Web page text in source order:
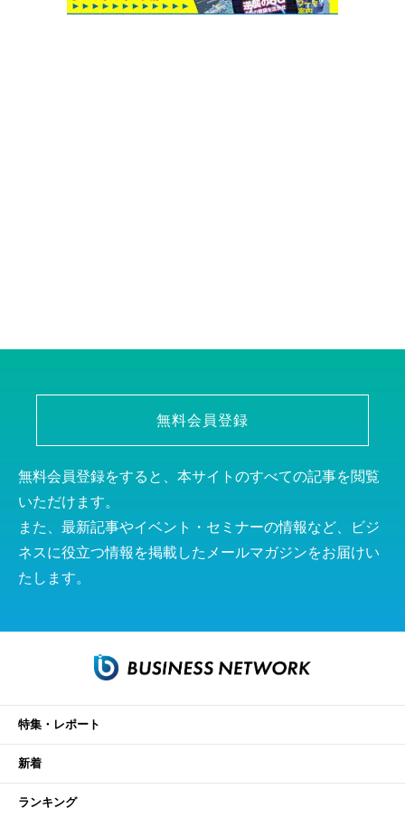
無料会員登録
無料会員登録をすると、本サイトのすべての記事を閲覧
いただけます。
また、最新記事やイベント・セミナーの情報など、ビジ
ネスに役立つ情報を掲載したメールマガジンをお届けい
たします。
特集・レポート
新着
ランキング